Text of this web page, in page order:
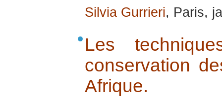
Silvia Gurrieri, Paris,
Les
conservation
Afrique.